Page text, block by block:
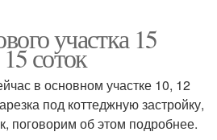
участка 15
соток
в основном участке 10, 12
под коттеджную застройку,
поговорим об этом подробнее.